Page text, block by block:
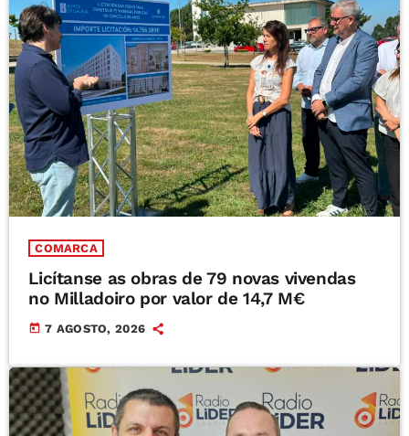
COMARCA
Licítanse as obras de 79 novas vivendas
no Milladoiro por valor de 14,7 M€
today 7 AGOSTO, 2026